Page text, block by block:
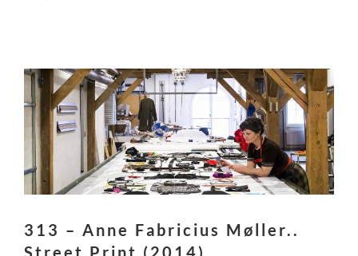
313 – Anne Fabricius Møller..
Street Print (2014)